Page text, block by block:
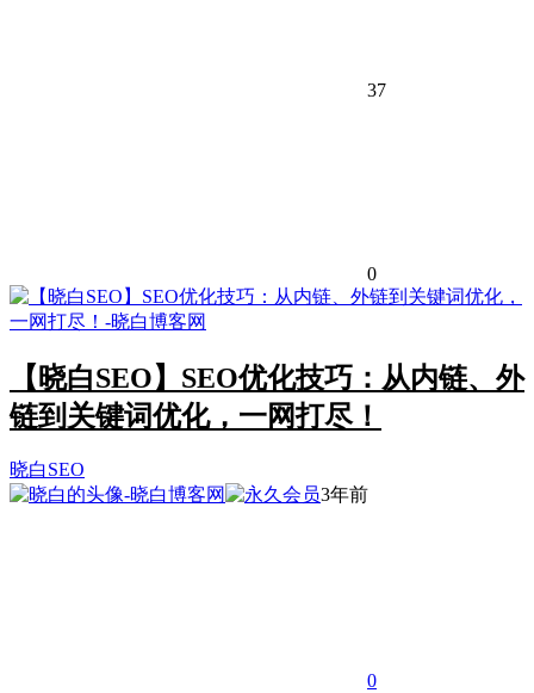
37
0
【晓白SEO】SEO优化技巧：从内链、外
链到关键词优化，一网打尽！
晓白SEO
3年前
0